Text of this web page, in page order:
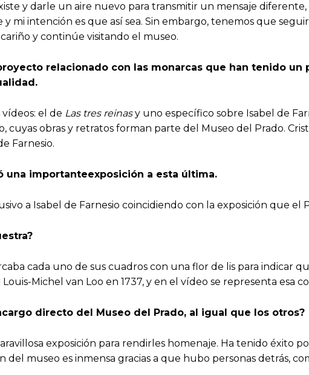
y darle un aire nuevo para transmitir un mensaje
y mi intención es que así sea. Sin embargo, tenemos que
y continúe visitando el museo.
relacionado con las monarcas que han tenido un
el de Las tres reinasy uno específico sobre Isabel de
cuyas obras y retratos forman parte del Museo del Prado.
Farnesio.
una importanteexposición a esta última.
a Isabel de Farnesio coincidiendo con la exposición que el
cada uno de sus cuadros con una flor de lis para indicar
Michel van Loo en 1737, y en el vídeo se representa esa
directo del Museo del Prado, al igual que los otros?
exposición para rendirles homenaje. Ha tenido éxito
museo es inmensa gracias a que hubo personas detrás,